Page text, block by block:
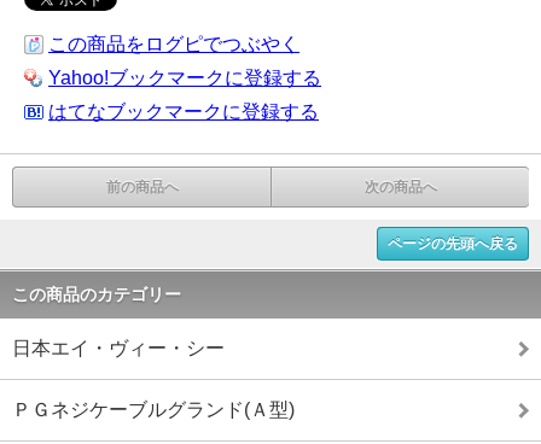
この商品をログピでつぶやく
Yahoo!ブックマークに登録する
はてなブックマークに登録する
前の商品へ 次の商品へ
ページの先頭へ戻る
この商品のカテゴリー
日本エイ・ヴィー・シー
ＰＧネジケーブルグランド(Ａ型)